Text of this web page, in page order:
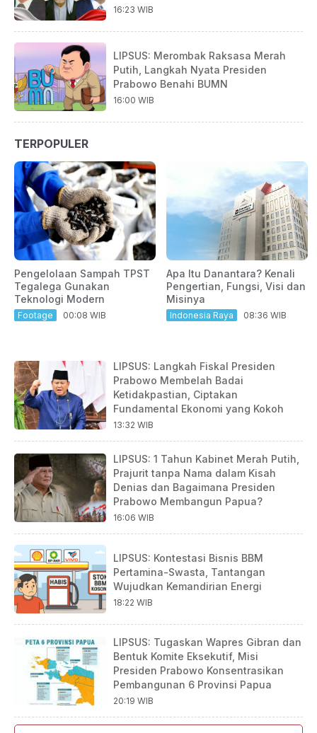
16:23 WIB
LIPSUS: Merombak Raksasa Merah
Putih, Langkah Nyata Presiden
Prabowo Benahi BUMN
16:00 WIB
TERPOPULER
Pengelolaan Sampah TPST
Tegalega Gunakan
Teknologi Modern
Footage 00:08 WIB
Apa Itu Danantara? Kenali
Pengertian, Fungsi, Visi dan
Misinya
Indonesia Raya 08:36 WIB
LIPSUS: Langkah Fiskal Presiden
Prabowo Membelah Badai
Ketidakpastian, Ciptakan
Fundamental Ekonomi yang Kokoh
13:32 WIB
LIPSUS: 1 Tahun Kabinet Merah Putih,
Prajurit tanpa Nama dalam Kisah
Denias dan Bagaimana Presiden
Prabowo Membangun Papua?
16:06 WIB
LIPSUS: Kontestasi Bisnis BBM
Pertamina-Swasta, Tantangan
Wujudkan Kemandirian Energi
18:22 WIB
LIPSUS: Tugaskan Wapres Gibran dan
Bentuk Komite Eksekutif, Misi
Presiden Prabowo Konsentrasikan
Pembangunan 6 Provinsi Papua
20:19 WIB